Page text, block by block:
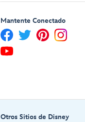
Mantente Conectado
Otros Sitios de Disney